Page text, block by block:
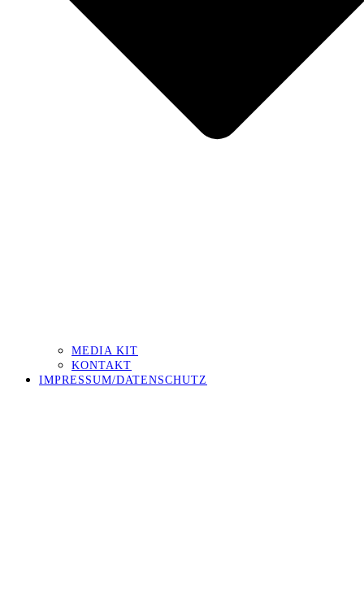
MEDIA KIT
KONTAKT
IMPRESSUM/DATENSCHUTZ